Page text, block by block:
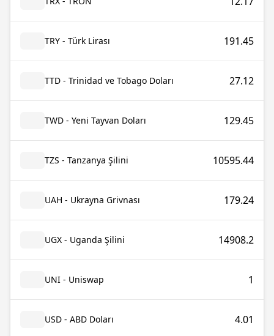
TRY - Türk Lirası 191.45
TTD - Trinidad ve Tobago Doları 27.12
TWD - Yeni Tayvan Doları 129.45
TZS - Tanzanya Şilini 10595.44
UAH - Ukrayna Grivnası 179.24
UGX - Uganda Şilini 14908.2
UNI - Uniswap 1
USD - ABD Doları 4.01